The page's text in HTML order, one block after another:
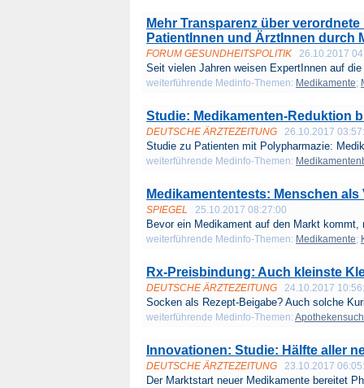
Mehr Transparenz über
PatientInnen und ÄrztInnen durch
FORUM GESUNDHEITSPOLITIK 26.10.2017
Seit vielen Jahren weisen ExpertInnen auf
weiterführende Medinfo-Themen: Medikamente;
Studie: Medikamenten-Reduktion
DEUTSCHE ÄRZTEZEITUNG 26.10.2017
Studie zu Patienten mit Polypharmazie:
weiterführende Medinfo-Themen:
Medikamententests: Menschen
SPIEGEL 25.10.2017 08:27:00
Bevor ein Medikament auf den Markt
weiterführende Medinfo-Themen: Medikamente;
Rx-Preisbindung: Auch kleinste
DEUTSCHE ÄRZTEZEITUNG 24.10.2017
Socken als Rezept-Beigabe? Auch solche
weiterführende Medinfo-Themen:
Innovationen: Studie: Hälfte aller
DEUTSCHE ÄRZTEZEITUNG 23.10.2017
Der Marktstart neuer Medikamente bereitet